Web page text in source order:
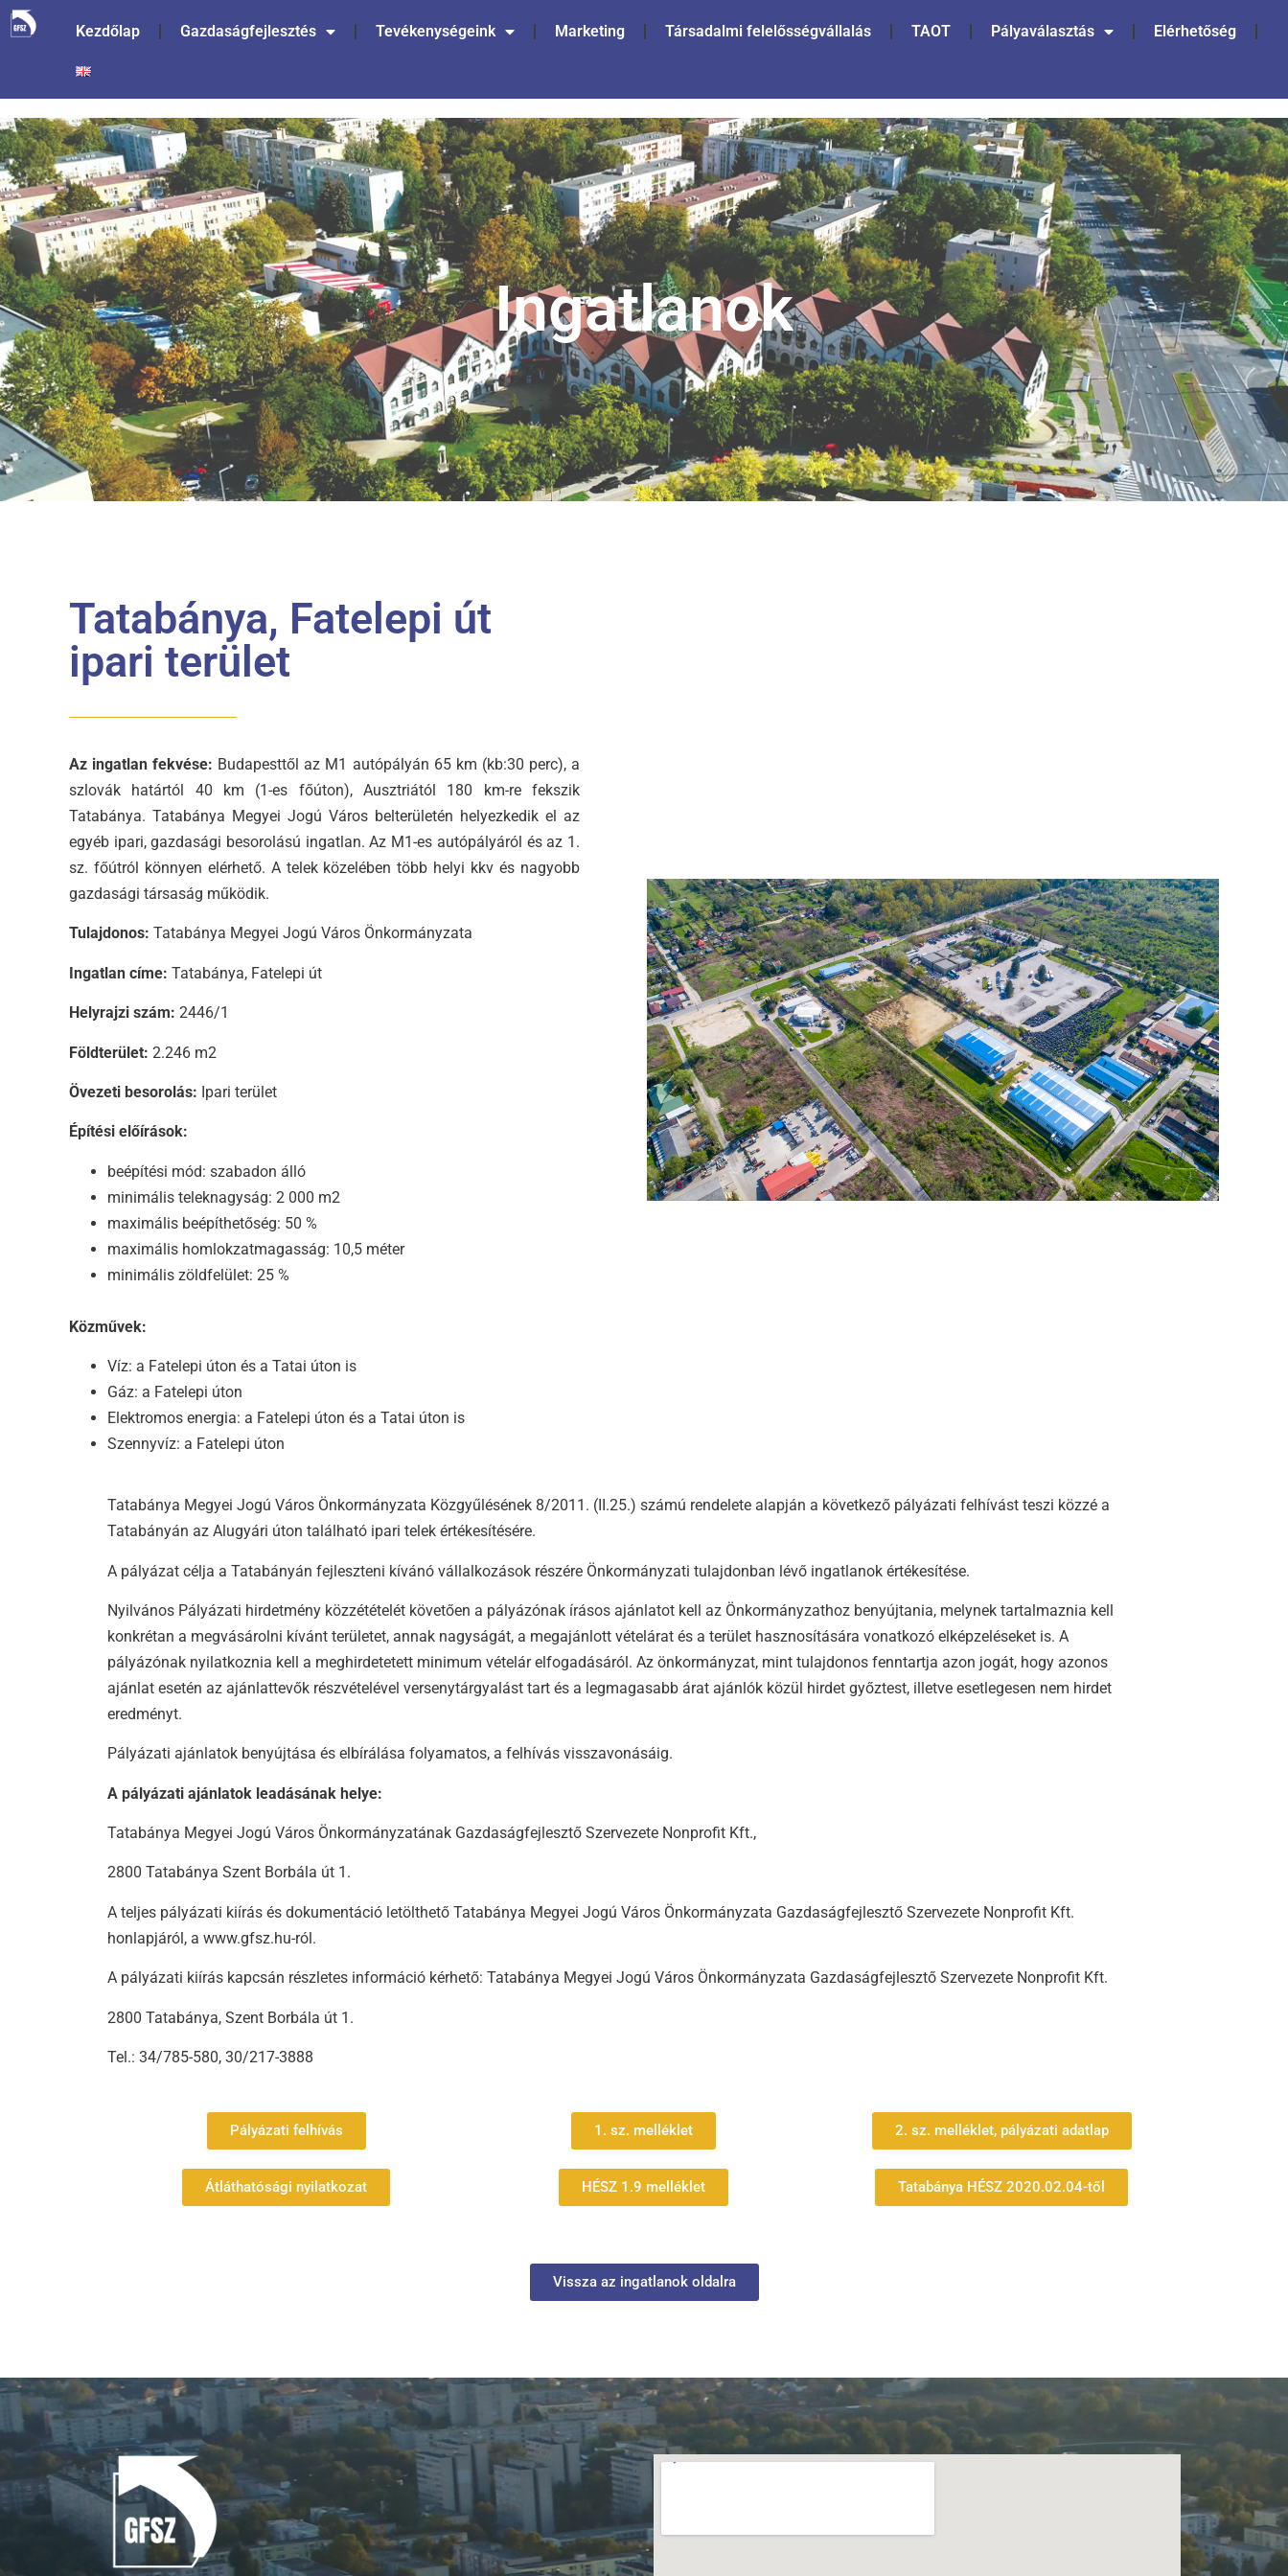
Kezdőlap Gazdaságfejlesztés Tevékenységeink Marketing Társadalmi felelősségvállalás TAOT Pályaválasztás Elérhetőség
Ingatlanok
Tatabánya, Fatelepi út
ipari terület
Az ingatlan fekvése: Budapesttől az M1 autópályán 65 km (kb:30 perc), a
szlovák határtól 40 km (1-es főúton), Ausztriától 180 km-re fekszik
Tatabánya. Tatabánya Megyei Jogú Város belterületén helyezkedik el az
egyéb ipari, gazdasági besorolású ingatlan. Az M1-es autópályáról és az 1.
sz. főútról könnyen elérhető. A telek közelében több helyi kkv és nagyobb
gazdasági társaság működik.
Tulajdonos: Tatabánya Megyei Jogú Város Önkormányzata
Ingatlan címe: Tatabánya, Fatelepi út
Helyrajzi szám: 2446/1
Földterület: 2.246 m2
Övezeti besorolás: Ipari terület
Építési előírások:
beépítési mód: szabadon álló
minimális teleknagyság: 2 000 m2
maximális beépíthetőség: 50 %
maximális homlokzatmagasság: 10,5 méter
minimális zöldfelület: 25 %
Közművek:
Víz: a Fatelepi úton és a Tatai úton is
Gáz: a Fatelepi úton
Elektromos energia: a Fatelepi úton és a Tatai úton is
Szennyvíz: a Fatelepi úton
Tatabánya Megyei Jogú Város Önkormányzata Közgyűlésének 8/2011. (II.25.) számú rendelete alapján a következő pályázati felhívást teszi közzé a
Tatabányán az Alugyári úton található ipari telek értékesítésére.
A pályázat célja a Tatabányán fejleszteni kívánó vállalkozások részére Önkormányzati tulajdonban lévő ingatlanok értékesítése.
Nyilvános Pályázati hirdetmény közzétételét követően a pályázónak írásos ajánlatot kell az Önkormányzathoz benyújtania, melynek tartalmaznia kell
konkrétan a megvásárolni kívánt területet, annak nagyságát, a megajánlott vételárat és a terület hasznosítására vonatkozó elképzeléseket is. A
pályázónak nyilatkoznia kell a meghirdetetett minimum vételár elfogadásáról. Az önkormányzat, mint tulajdonos fenntartja azon jogát, hogy azonos
ajánlat esetén az ajánlattevők részvételével versenytárgyalást tart és a legmagasabb árat ajánlók közül hirdet győztest, illetve esetlegesen nem hirdet
eredményt.
Pályázati ajánlatok benyújtása és elbírálása folyamatos, a felhívás visszavonásáig.
A pályázati ajánlatok leadásának helye:
Tatabánya Megyei Jogú Város Önkormányzatának Gazdaságfejlesztő Szervezete Nonprofit Kft.,
2800 Tatabánya Szent Borbála út 1.
A teljes pályázati kiírás és dokumentáció letölthető Tatabánya Megyei Jogú Város Önkormányzata Gazdaságfejlesztő Szervezete Nonprofit Kft.
honlapjáról, a www.gfsz.hu-ról.
A pályázati kiírás kapcsán részletes információ kérhető: Tatabánya Megyei Jogú Város Önkormányzata Gazdaságfejlesztő Szervezete Nonprofit Kft.
2800 Tatabánya, Szent Borbála út 1.
Tel.: 34/785-580, 30/217-3888
Pályázati felhívás 1. sz. melléklet 2. sz. melléklet, pályázati adatlap
Átláthatósági nyilatkozat HÉSZ 1.9 melléklet Tatabánya HÉSZ 2020.02.04-től
Vissza az ingatlanok oldalra